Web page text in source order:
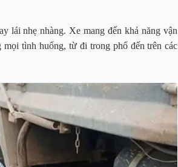
lái nhẹ nhàng. Xe mang đến khả năng vận
tình huống, từ đi trong phố đến trên các